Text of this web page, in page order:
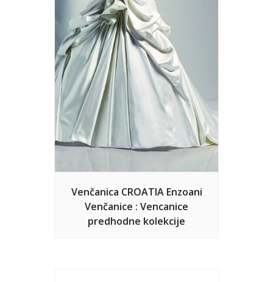
Venčanica CROATIA Enzoani
Venčanice : Vencanice
predhodne kolekcije